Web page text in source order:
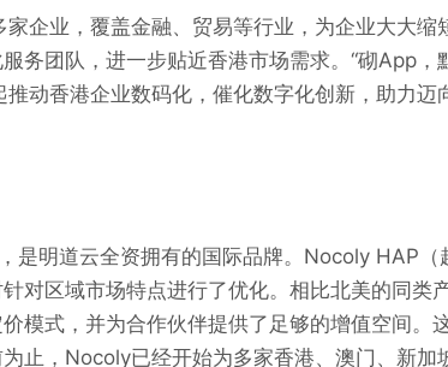
企业，覆盖金融、贸易等行业，为企业大大缩
务团队，进一步贴近香港市场需求。“砌App，
动香港企业数码化，催化数字化创新，助力迈
是明道云全资拥有的国际品牌。Nocoly HAP（
对区域市场特点进行了优化。相比北美的同类
模式，并为合作伙伴提供了足够的增值空间。
止，Nocoly已经开始为多家香港、澳门、新加